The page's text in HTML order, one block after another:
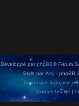
Développé parphpBB® Forum
Style par Arty - phpBB
Traduction française
Confidentialité |